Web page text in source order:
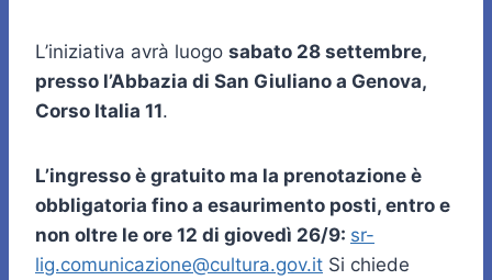
L’iniziativa avrà luogo sabato 28 settembre,
presso l’Abbazia di San Giuliano a Genova,
Corso Italia 11.
L’ingresso è gratuito ma la prenotazione è
obbligatoria fino a esaurimento posti, entro e
non oltre le ore 12 di giovedì 26/9: sr-
lig.comunicazione@cultura.gov.it Si chiede